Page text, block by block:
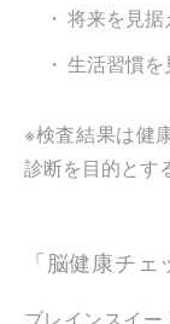
将来を見据
生活習慣を
※検査結果は健
診断を目的とす
「脳健康チ
ブレインスイ